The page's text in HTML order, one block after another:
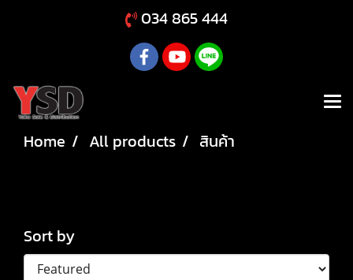
034 865 444
Home All products สินค้า
Sort by